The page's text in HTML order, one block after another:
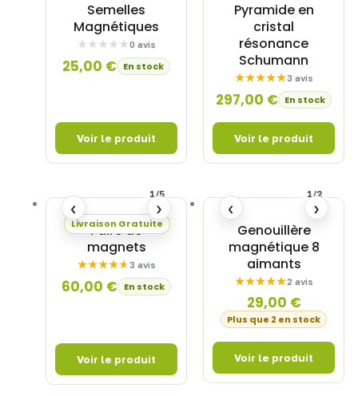
Semelles
Magnétiques
0 avis
25,00 € En stock
Pyramide en
cristal
résonance
Schumann
3 avis
297,00 € En stock
Paire de
magnets
3 avis
60,00 € En stock
Livraison Gratuite
‹ ›
1/5
Genouillère
magnétique 8
aimants
2 avis
29,00 €
Plus que 2 en stock
‹ ›
1/2